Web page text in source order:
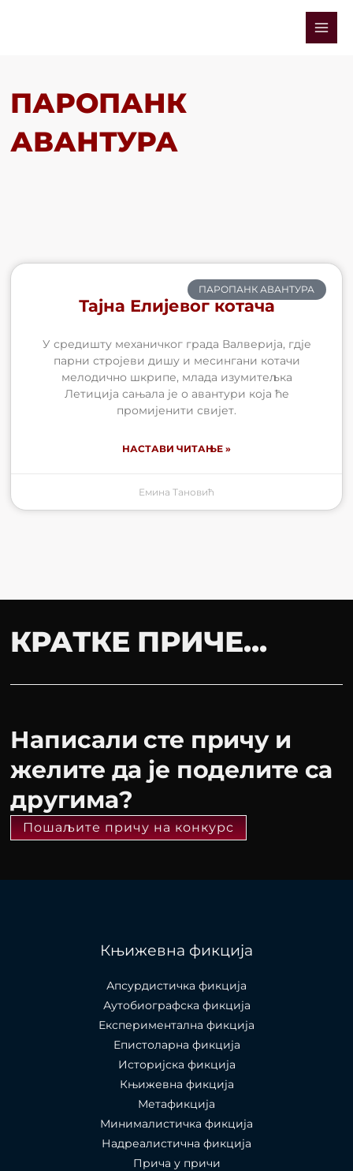
Main
ПАРОПАНК
АВАНТУРА
ПАРОПАНК АВАНТУРА
Тајна Елијевог котача
У средишту механичког града Валверија, гдје
парни стројеви дишу и месингани котачи
мелодично шкрипе, млада изумитељка
Летиција сањала је о авантури која ће
промијенити свијет.
НАСТАВИ ЧИТАЊЕ »
Емина Тановић
КРАТКЕ ПРИЧЕ...
Написали сте причу и
желите да је поделите са
другима?
Пошаљите причу на конкурс
Књижевна фикција
Апсурдистичка фикција
Аутобиографска фикција
Експериментална фикција
Епистоларна фикција
Историјска фикција
Књижевна фикција
Метафикција
Минималистичка фикција
Надреалистична фикција
Прича у причи